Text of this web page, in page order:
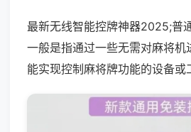
最新无线智能控牌神器2025;普
一般是指通过一些无需对麻将机
能实现控制麻将牌功能的设备或